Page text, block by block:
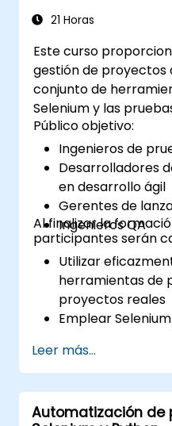
21 Horas
Este curso
gestión de proyectos
conjunto de
Selenium y las
Público objetivo:
Ingenieros de
Desarrolladores
en desarrollo ágil
Gerentes de
Ingenieros QA
Al finalizar la
participantes serán
Utilizar
herramientas de
proyectos reales
Emplear
Distribuir las
Grid
Ejecutar pruebas
Selenium en
Leer más...
Automatización de